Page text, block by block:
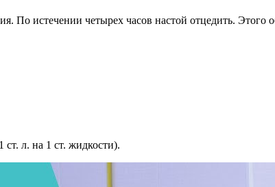
По истечении четырех часов настой отцедить. Этого
л. на 1 ст. жидкости).